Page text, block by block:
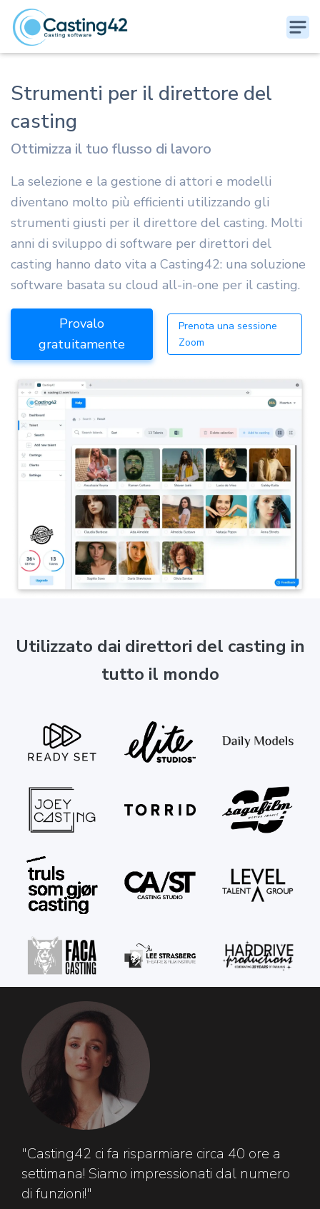
Strumenti per il direttore del
casting
Ottimizza il tuo flusso di lavoro
La selezione e la gestione di attori e modelli
diventano molto più efficienti utilizzando gli
strumenti giusti per il direttore del casting. Molti
anni di sviluppo di software per direttori del
casting hanno dato vita a Casting42: una soluzione
software basata su cloud all-in-one per il casting.
Provalo
gratuitamente
Prenota una sessione
Zoom
Utilizzato dai direttori del casting in
tutto il mondo
"Casting42 ci fa risparmiare circa 40 ore a
settimana! Siamo impressionati dal numero
di funzioni!"